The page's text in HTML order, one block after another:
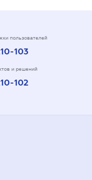
пользователей
103
и решений
102